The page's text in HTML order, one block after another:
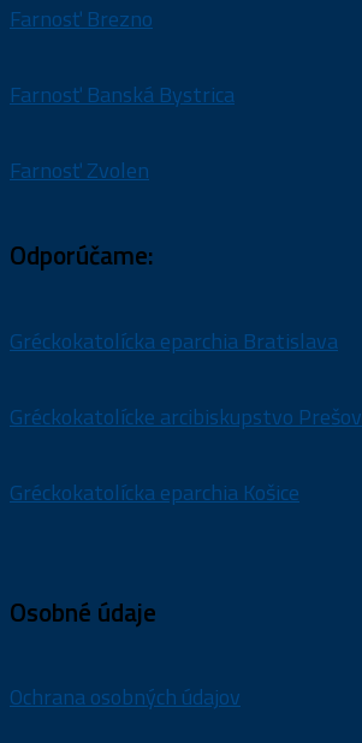
Farnosť Brezno
Farnosť Banská Bystrica
Farnosť Zvolen
Odporúčame:
Gréckokatolícka eparchia Bratislava
Gréckokatolícke arcibiskupstvo Prešov
Gréckokatolícka eparchia Košice
Osobné údaje
Ochrana osobných údajov